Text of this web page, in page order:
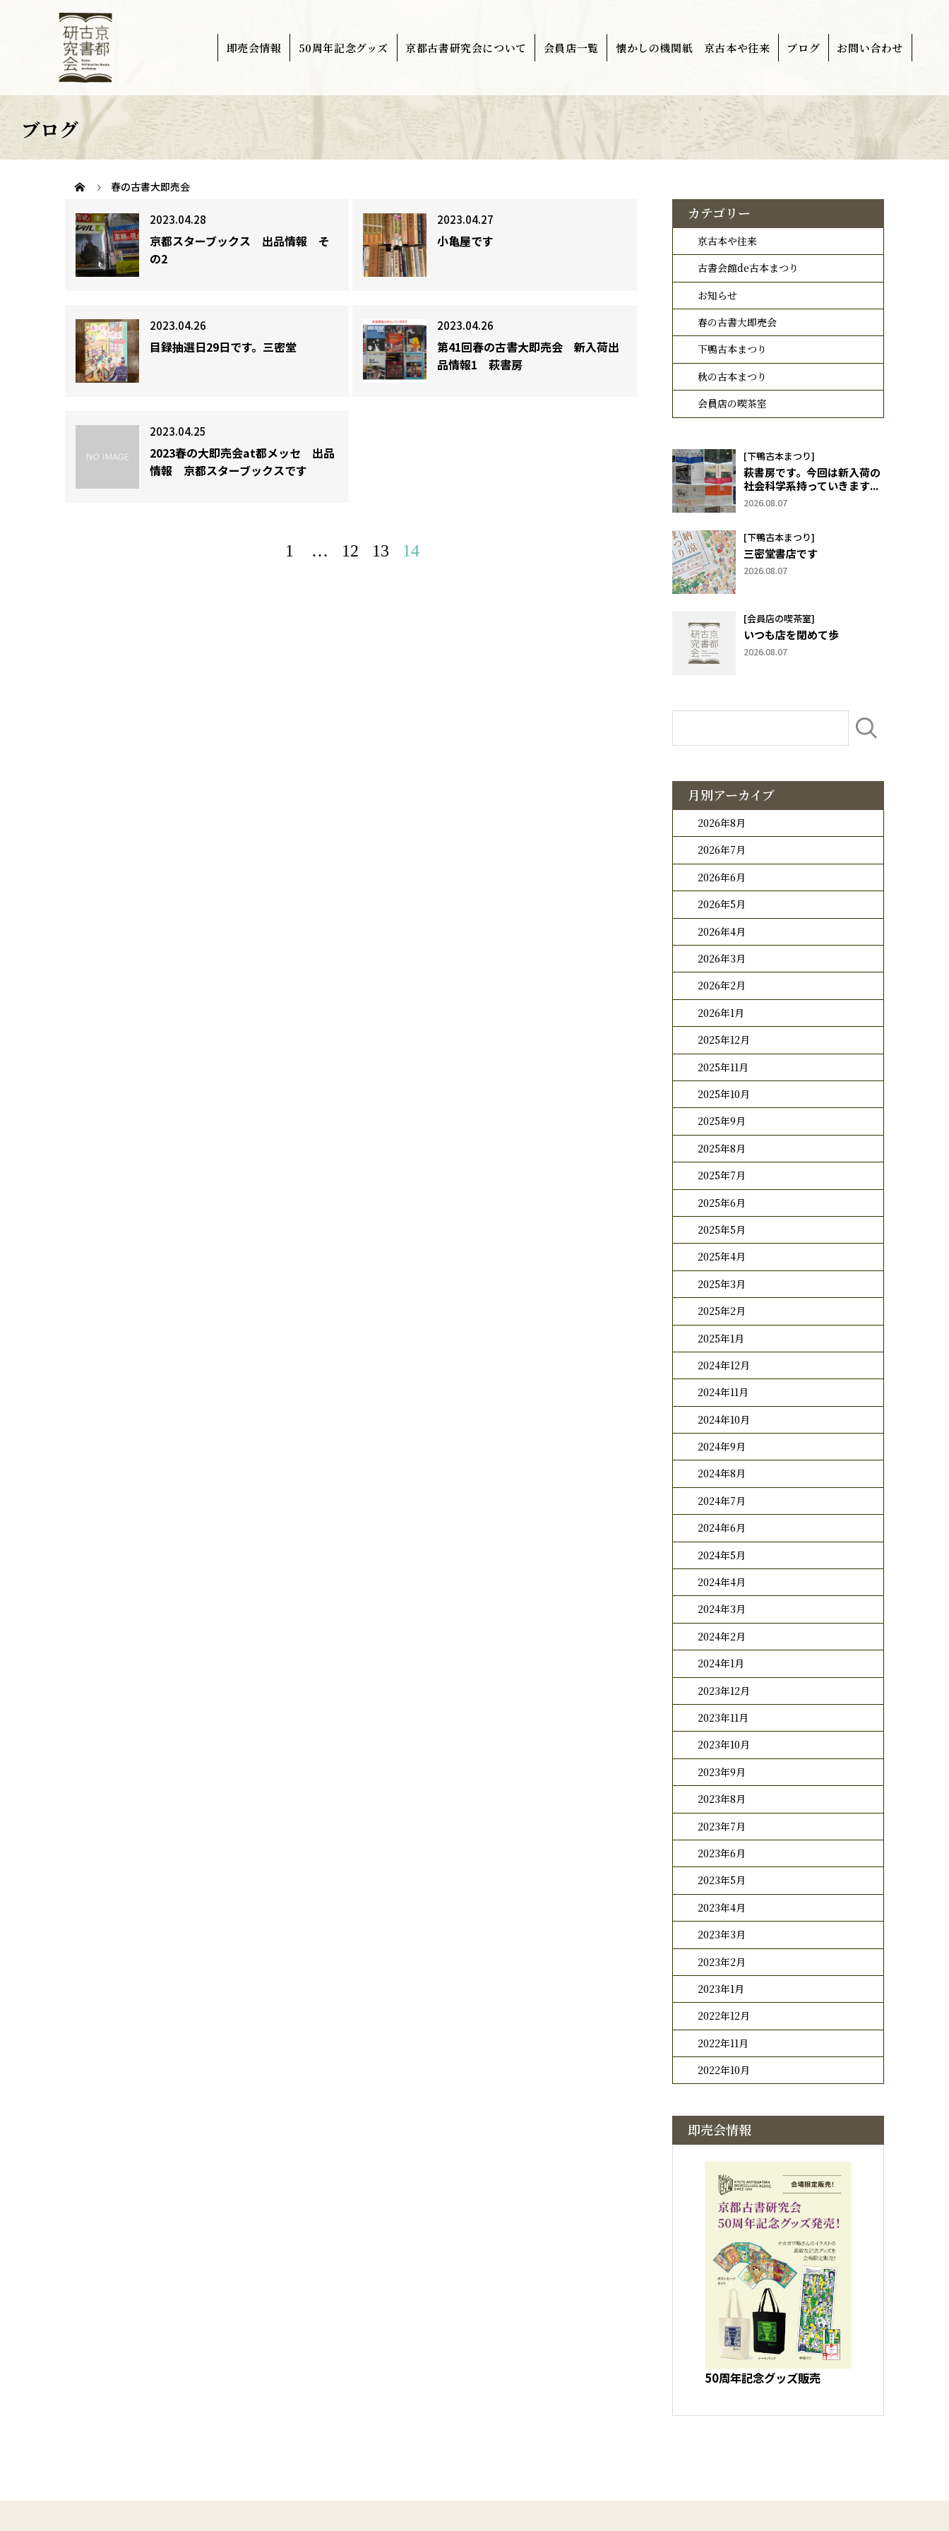
即売会情報 50周年記念グッズ 京都古書研究会について 会員店一覧 懐かしの機関紙 京古本や往来 ブログ お問い合わせ
ブログ
春の古書大即売会
2023.04.28
京都スターブックス 出品情報 そ
の2
2023.04.27
小亀屋です
2023.04.26
目録抽選日29日です。三密堂
2023.04.26
第41回春の古書大即売会 新入荷出
品情報1 萩書房
2023.04.25
2023春の大即売会at都メッセ 出品
情報 京都スターブックスです
1 … 12 13 14
カテゴリー
京古本や往来
古書会館de古本まつり
お知らせ
春の古書大即売会
下鴨古本まつり
秋の古本まつり
会員店の喫茶室
[下鴨古本まつり]
萩書房です。今回は新入荷の
社会科学系持っていきます...
2026.08.07
[下鴨古本まつり]
三密堂書店です
2026.08.07
[会員店の喫茶室]
いつも店を閉めて歩
2026.08.07
月別アーカイブ
2026年8月
2026年7月
2026年6月
2026年5月
2026年4月
2026年3月
2026年2月
2026年1月
2025年12月
2025年11月
2025年10月
2025年9月
2025年8月
2025年7月
2025年6月
2025年5月
2025年4月
2025年3月
2025年2月
2025年1月
2024年12月
2024年11月
2024年10月
2024年9月
2024年8月
2024年7月
2024年6月
2024年5月
2024年4月
2024年3月
2024年2月
2024年1月
2023年12月
2023年11月
2023年10月
2023年9月
2023年8月
2023年7月
2023年6月
2023年5月
2023年4月
2023年3月
2023年2月
2023年1月
2022年12月
2022年11月
2022年10月
即売会情報
50周年記念グッズ販売